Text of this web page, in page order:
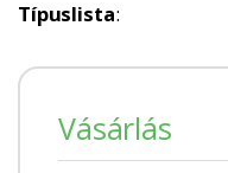
Típuslista:
Vásárlás